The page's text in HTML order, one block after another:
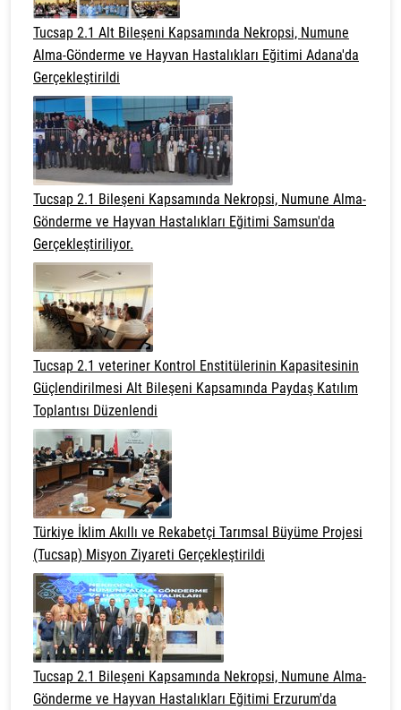
Tucsap 2.1 Alt Bileşeni Kapsamında Nekropsi, Numune
Alma-Gönderme ve Hayvan Hastalıkları Eğitimi Adana'da
Gerçekleştirildi
Tucsap 2.1 Bileşeni Kapsamında Nekropsi, Numune Alma-
Gönderme ve Hayvan Hastalıkları Eğitimi Samsun'da
Gerçekleştiriliyor.
Tucsap 2.1 veteriner Kontrol Enstitülerinin Kapasitesinin
Güçlendirilmesi Alt Bileşeni Kapsamında Paydaş Katılım
Toplantısı Düzenlendi
Türkiye İklim Akıllı ve Rekabetçi Tarımsal Büyüme Projesi
(Tucsap) Misyon Ziyareti Gerçekleştirildi
Tucsap 2.1 Bileşeni Kapsamında Nekropsi, Numune Alma-
Gönderme ve Hayvan Hastalıkları Eğitimi Erzurum'da